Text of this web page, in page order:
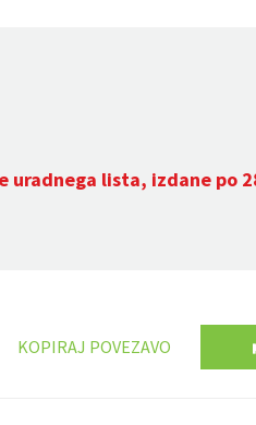
uradnega lista, izdane po
KOPIRAJ POVEZAVO